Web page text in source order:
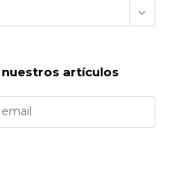
artículos